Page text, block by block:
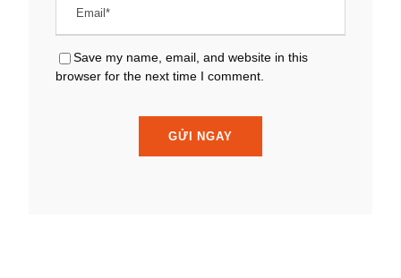
Save my name, email, and website in this
browser for the next time I comment.